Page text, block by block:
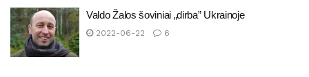
Valdo Žalos šoviniai „dirba” Ukrainoje
2022-06-22 6